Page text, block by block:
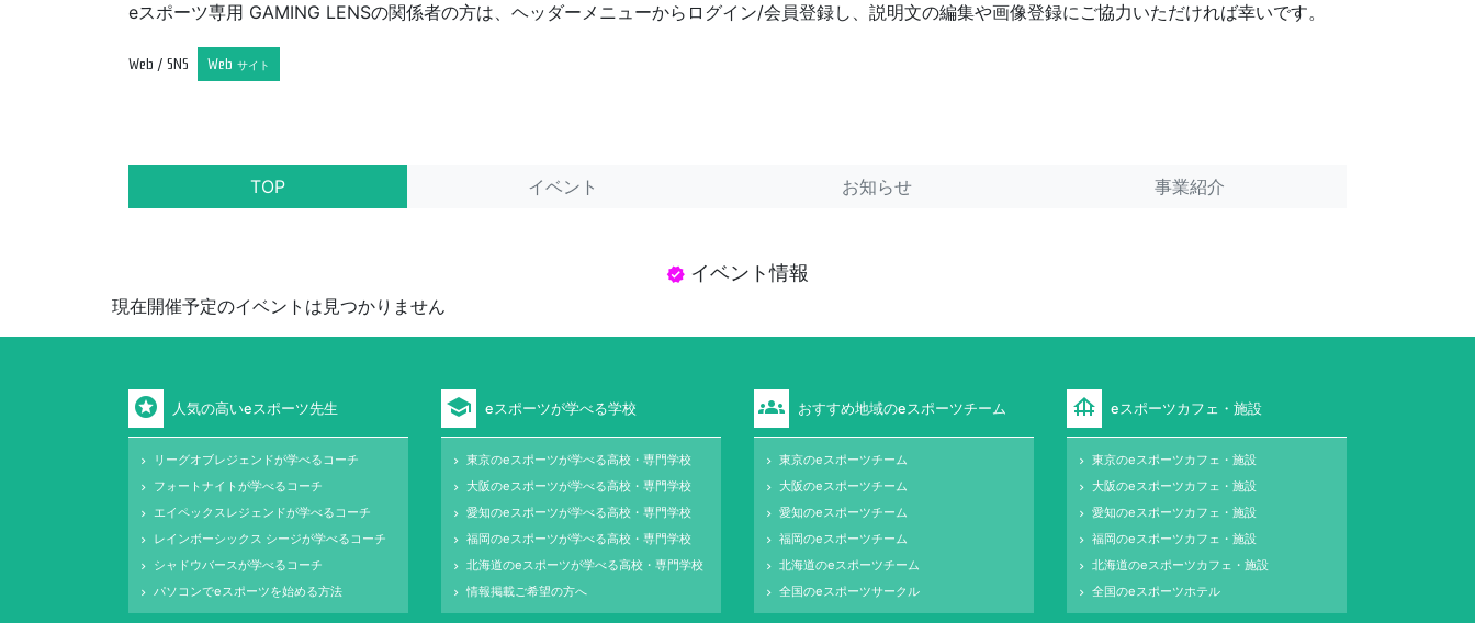
eスポーツ専用 GAMING LENSの関係者の方は、ヘッダーメニューからログイン/会員登録し、説明文の編集や画像登録にご協力いただければ幸いです。
Web / SNS Web サイト
TOP イベント お知らせ 事業紹介
verified イベント情報
現在開催予定のイベントは見つかりません
stars 人気の高いeスポーツ先生
keyboard_arrow_right リーグオブレジェンドが学べるコーチ
keyboard_arrow_right フォートナイトが学べるコーチ
keyboard_arrow_right エイペックスレジェンドが学べるコーチ
keyboard_arrow_right レインボーシックス シージが学べるコーチ
keyboard_arrow_right シャドウバースが学べるコーチ
keyboard_arrow_right パソコンでeスポーツを始める方法
school eスポーツが学べる学校
keyboard_arrow_right 東京のeスポーツが学べる高校・専門学校
keyboard_arrow_right 大阪のeスポーツが学べる高校・専門学校
keyboard_arrow_right 愛知のeスポーツが学べる高校・専門学校
keyboard_arrow_right 福岡のeスポーツが学べる高校・専門学校
keyboard_arrow_right 北海道のeスポーツが学べる高校・専門学校
keyboard_arrow_right 情報掲載ご希望の方へ
groups おすすめ地域のeスポーツチーム
keyboard_arrow_right 東京のeスポーツチーム
keyboard_arrow_right 大阪のeスポーツチーム
keyboard_arrow_right 愛知のeスポーツチーム
keyboard_arrow_right 福岡のeスポーツチーム
keyboard_arrow_right 北海道のeスポーツチーム
keyboard_arrow_right 全国のeスポーツサークル
foundation eスポーツカフェ・施設
keyboard_arrow_right 東京のeスポーツカフェ・施設
keyboard_arrow_right 大阪のeスポーツカフェ・施設
keyboard_arrow_right 愛知のeスポーツカフェ・施設
keyboard_arrow_right 福岡のeスポーツカフェ・施設
keyboard_arrow_right 北海道のeスポーツカフェ・施設
keyboard_arrow_right 全国のeスポーツホテル